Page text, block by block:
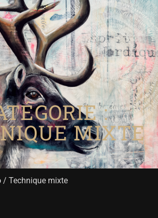
BOUTIQUE
:
MIXTE
/ Technique mixte